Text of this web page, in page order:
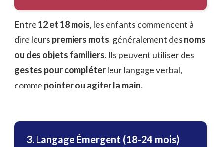
Entre 12 et 18 mois, les enfants commencent à
dire leurs premiers mots, généralement des noms
ou des objets familiers. Ils peuvent utiliser des
gestes pour compléterleur langage verbal,
comme pointer ou agiter la main.
3. Langage Émergent (18-24 mois)